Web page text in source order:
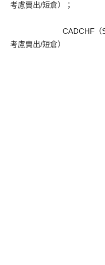
考慮賣出/短倉）；
CADCHF（SELL –
考慮賣出/短倉）